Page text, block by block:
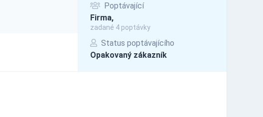
Poptávající
Firma,
zadané 4 poptávky
Status poptávajícího
Opakovaný zákazník